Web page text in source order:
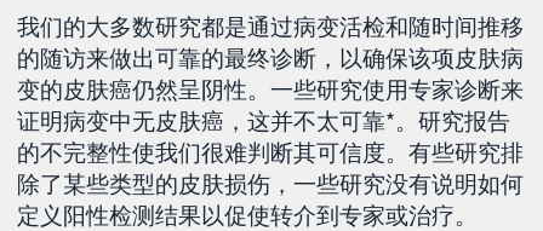
我们的大多数研究都是通过病变活检和随时间推移
的随访来做出可靠的最终诊断，以确保该项皮肤病
变的皮肤癌仍然呈阴性。一些研究使用专家诊断来
证明病变中无皮肤癌，这并不太可靠*。研究报告
的不完整性使我们很难判断其可信度。有些研究排
除了某些类型的皮肤损伤，一些研究没有说明如何
定义阳性检测结果以促使转介到专家或治疗。